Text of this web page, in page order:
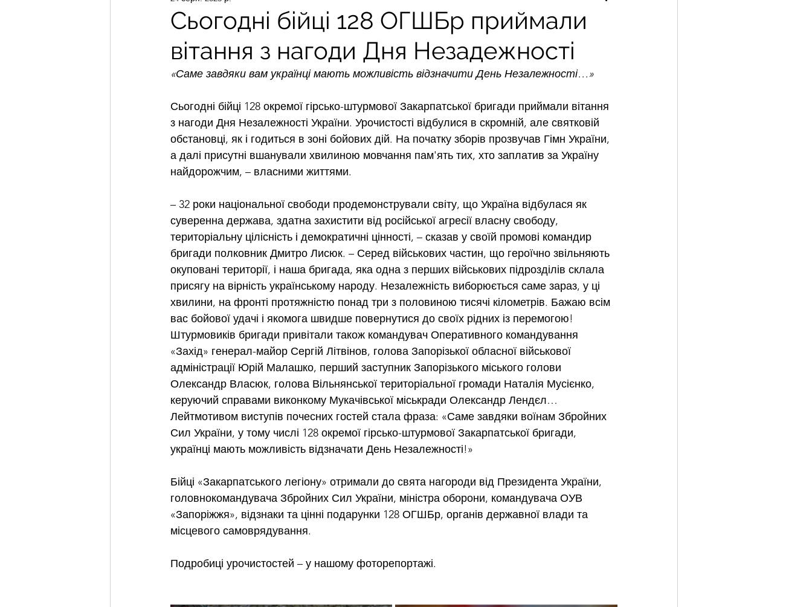
Сьогодні бійці 128 ОГШБр приймали
вітання з нагоди Дня Незадежності
«Саме завдяки вам українці мають можливість відзначити День Незалежності…»
Сьогодні бійці 128 окремої гірсько-штурмової Закарпатської бригади приймали вітання
з нагоди Дня Незалежності України. Урочистості відбулися в скромній, але святковій
обстановці, як і годиться в зоні бойових дій. На початку зборів прозвучав Гімн України,
а далі присутні вшанували хвилиною мовчання пам'ять тих, хто заплатив за Україну
найдорожчим, – власними життями.
– 32 роки національної свободи продемонстрували світу, що Україна відбулася як
суверенна держава, здатна захистити від російської агресії власну свободу,
територіальну цілісність і демократичні цінності, – сказав у своїй промові командир
бригади полковник Дмитро Лисюк. – Серед військових частин, що героїчно звільняють
окуповані території, і наша бригада, яка одна з перших військових підрозділів склала
присягу на вірність українському народу. Незалежність виборюється саме зараз, у ці
хвилини, на фронті протяжністю понад три з половиною тисячі кілометрів. Бажаю всім
вас бойової удачі і якомога швидше повернутися до своїх рідних із перемогою!
Штурмовиків бригади привітали також командувач Оперативного командування
«Захід» генерал-майор Сергій Літвінов, голова Запорізької обласної військової
адміністрації Юрій Малашко, перший заступник Запорізького міського голови
Олександр Власюк, голова Вільнянської територіальної громади Наталія Мусієнко,
керуючий справами виконкому Мукачівської міськради Олександр Лендєл…
Лейтмотивом виступів почесних гостей стала фраза: «Саме завдяки воїнам Збройних
Сил України, у тому числі 128 окремої гірсько-штурмової Закарпатської бригади,
українці мають можливість відзначати День Незалежності!»
Бійці «Закарпатського легіону» отримали до свята нагороди від Президента України,
головнокомандувача Збройних Сил України, міністра оборони, командувача ОУВ
«Запоріжжя», відзнаки та цінні подарунки 128 ОГШБр, органів державної влади та
місцевого самоврядування.
Подробиці урочистостей – у нашому фоторепортажі.